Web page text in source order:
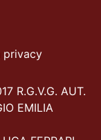
privacy
R.G.V.G. AUT.
EMILIA